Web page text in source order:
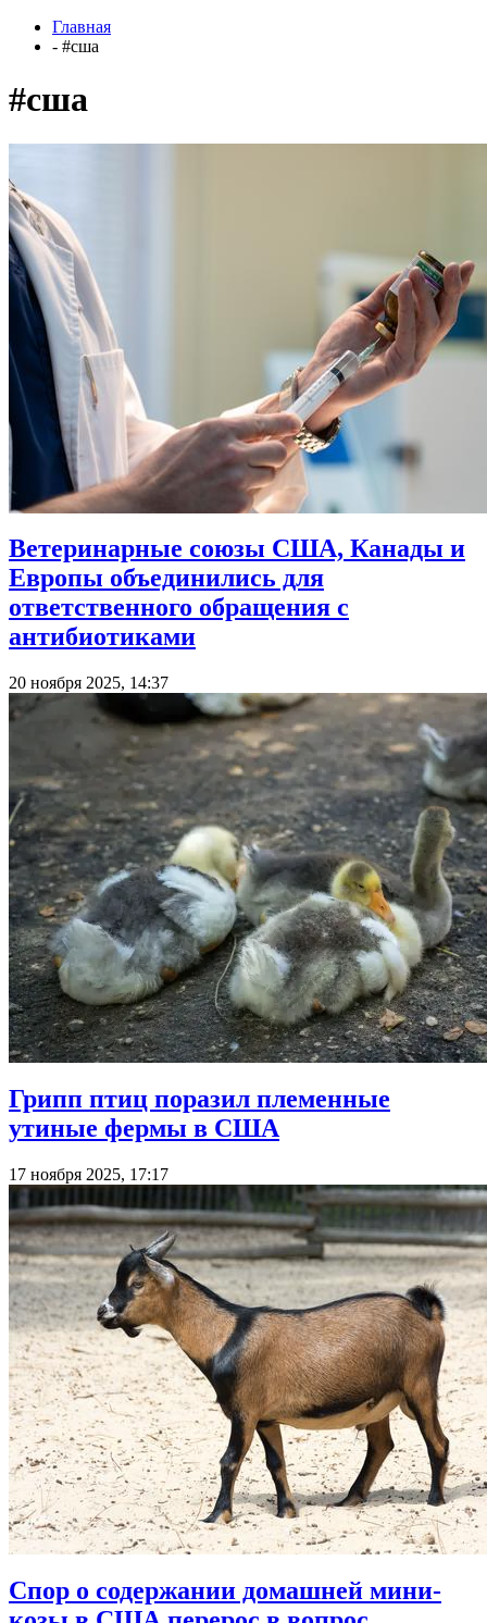
Главная
- #сша
#сша
Ветеринарные союзы США, Канады и
Европы объединились для
ответственного обращения с
антибиотиками
20 ноября 2025, 14:37
Грипп птиц поразил племенные
утиные фермы в США
17 ноября 2025, 17:17
Спор о содержании домашней мини-